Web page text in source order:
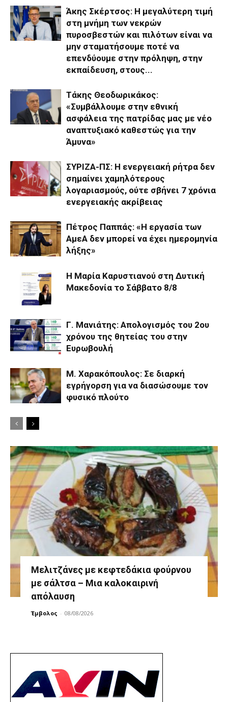
Άκης Σκέρτσος: Η μεγαλύτερη τιμή
στη μνήμη των νεκρών
πυροσβεστών και πιλότων είναι να
μην σταματήσουμε ποτέ να
επενδύουμε στην πρόληψη, στην
εκπαίδευση, στους...
Τάκης Θεοδωρικάκος:
«Συμβάλλουμε στην εθνική
ασφάλεια της πατρίδας μας με νέο
αναπτυξιακό καθεστώς για την
Άμυνα»
ΣΥΡΙΖΑ-ΠΣ: Η ενεργειακή ρήτρα δεν
σημαίνει χαμηλότερους
λογαριασμούς, ούτε σβήνει 7 χρόνια
ενεργειακής ακρίβειας
Πέτρος Παππάς: «Η εργασία των
ΑμεΑ δεν μπορεί να έχει ημερομηνία
λήξης»
Η Μαρία Καρυστιανού στη Δυτική
Μακεδονία το Σάββατο 8/8
Γ. Μανιάτης: Aπολογισμός του 2ου
χρόνου της θητείας του στην
Ευρωβουλή
Μ. Χαρακόπουλος: Σε διαρκή
εγρήγορση για να διασώσουμε τον
φυσικό πλούτο
Μελιτζάνες με κεφτεδάκια φούρνου
με σάλτσα – Μια καλοκαιρινή
απόλαυση
Έμβολος - 08/08/2026